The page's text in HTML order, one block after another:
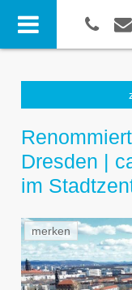
Dresden |
im
merken